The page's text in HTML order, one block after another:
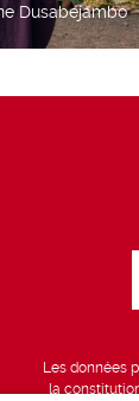
Dusabejambo
Les données
la